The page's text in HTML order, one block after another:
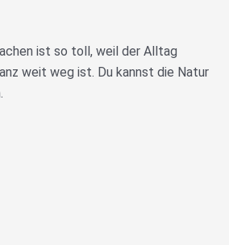
ist so toll, weil der Alltag
weit weg ist. Du kannst die Natur